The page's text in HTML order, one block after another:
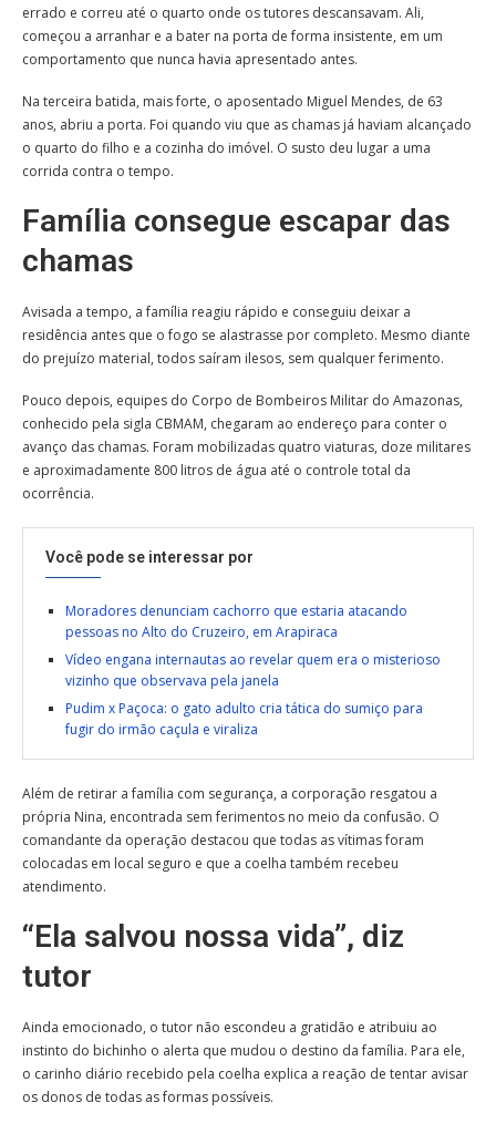
errado e correu até o quarto onde os tutores descansavam. Ali,
começou a arranhar e a bater na porta de forma insistente, em um
comportamento que nunca havia apresentado antes.
Na terceira batida, mais forte, o aposentado Miguel Mendes, de 63
anos, abriu a porta. Foi quando viu que as chamas já haviam alcançado
o quarto do filho e a cozinha do imóvel. O susto deu lugar a uma
corrida contra o tempo.
Família consegue escapar das
chamas
Avisada a tempo, a família reagiu rápido e conseguiu deixar a
residência antes que o fogo se alastrasse por completo. Mesmo diante
do prejuízo material, todos saíram ilesos, sem qualquer ferimento.
Pouco depois, equipes do Corpo de Bombeiros Militar do Amazonas,
conhecido pela sigla CBMAM, chegaram ao endereço para conter o
avanço das chamas. Foram mobilizadas quatro viaturas, doze militares
e aproximadamente 800 litros de água até o controle total da
ocorrência.
Você pode se interessar por
Moradores denunciam cachorro que estaria atacando
pessoas no Alto do Cruzeiro, em Arapiraca
Vídeo engana internautas ao revelar quem era o misterioso
vizinho que observava pela janela
Pudim x Paçoca: o gato adulto cria tática do sumiço para
fugir do irmão caçula e viraliza
Além de retirar a família com segurança, a corporação resgatou a
própria Nina, encontrada sem ferimentos no meio da confusão. O
comandante da operação destacou que todas as vítimas foram
colocadas em local seguro e que a coelha também recebeu
atendimento.
“Ela salvou nossa vida”, diz
tutor
Ainda emocionado, o tutor não escondeu a gratidão e atribuiu ao
instinto do bichinho o alerta que mudou o destino da família. Para ele,
o carinho diário recebido pela coelha explica a reação de tentar avisar
os donos de todas as formas possíveis.